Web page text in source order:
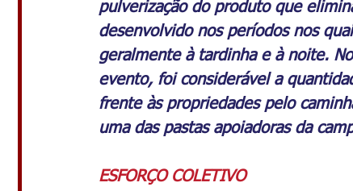
pulverização do produto que
desenvolvido nos períodos nos
geralmente à tardinha e à noite.
evento, foi considerável a
frente às propriedades pelo
uma das pastas apoiadoras da
ESFORÇO COLETIVO